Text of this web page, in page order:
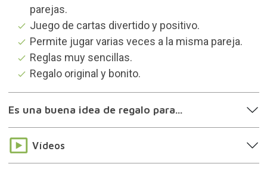
parejas.
Juego de cartas divertido y positivo.
Permite jugar varias veces a la misma pareja.
Reglas muy sencillas.
Regalo original y bonito.
Es una buena idea de regalo para...
Vídeos